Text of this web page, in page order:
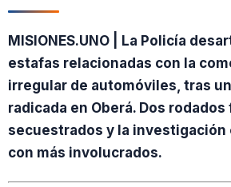
MISIONES.UNO | La Policía
estafas relacionadas con la
irregular de automóviles, tras
radicada en Oberá. Dos rodados
secuestrados y la investigación
con más involucrados.